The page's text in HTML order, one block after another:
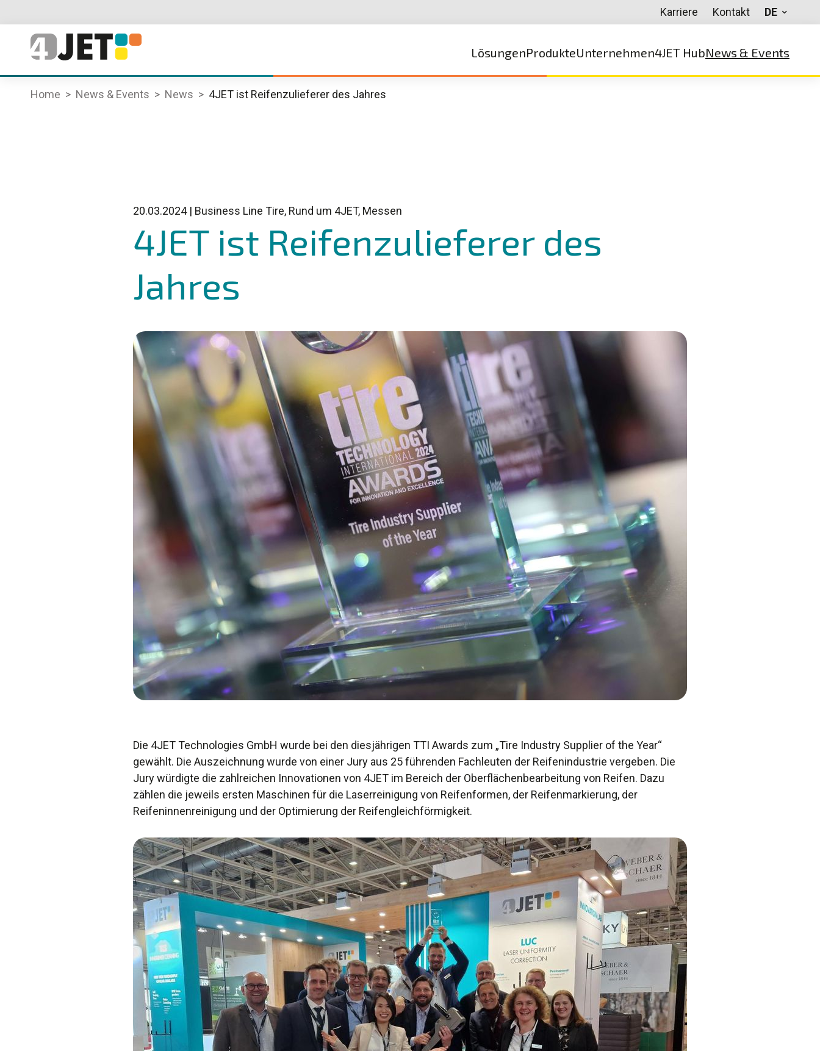
LösungenProdukteUnternehmen4JET HubNews & Events
Karriere Kontakt DE
Home News & Events News 4JET ist Reifenzulieferer des Jahres
20.03.2024 | Business Line Tire, Rund um 4JET, Messen
4JET ist Reifenzulieferer des
Jahres
Die 4JET Technologies GmbH wurde bei den diesjährigen TTI Awards zum „Tire Industry Supplier of the Year“
gewählt. Die Auszeichnung wurde von einer Jury aus 25 führenden Fachleuten der Reifenindustrie vergeben. Die
Jury würdigte die zahlreichen Innovationen von 4JET im Bereich der Oberflächenbearbeitung von Reifen. Dazu
zählen die jeweils ersten Maschinen für die Laserreinigung von Reifenformen, der Reifenmarkierung, der
Reifeninnenreinigung und der Optimierung der Reifengleichförmigkeit.